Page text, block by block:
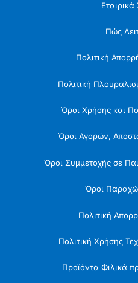
Εταιρικά
Πώς
Πολιτική
Πολιτική
Όροι Χρήσης και
Όροι Αγορών,
Όροι Συμμετοχής σε
Όροι
Πολιτική
Πολιτική Χρήσης
Προϊόντα Φιλικά